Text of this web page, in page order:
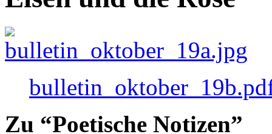
Zu “Poetische Notizen”